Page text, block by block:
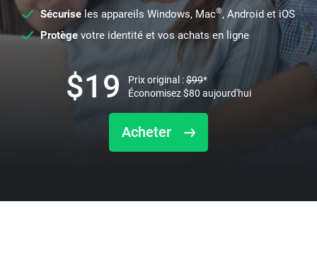
Sécuriseles appareils Windows, Mac®, Android et iOS
Protège votre identité et vos achats en ligne
Acheter
$19 Prix original :$99*
Économisez$80 aujourd'hui